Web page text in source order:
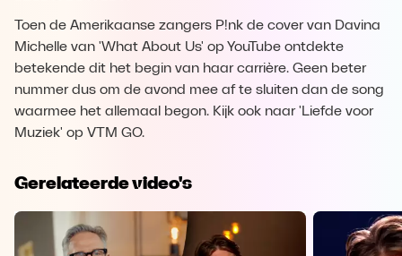
Toen de Amerikaanse zangers P!nk de cover van Davina
Michelle van 'What About Us' op YouTube ontdekte
betekende dit het begin van haar carrière. Geen beter
nummer dus om de avond mee af te sluiten dan de song
waarmee het allemaal begon. Kijk ook naar 'Liefde voor
Muziek' op VTM GO.
Gerelateerde video's